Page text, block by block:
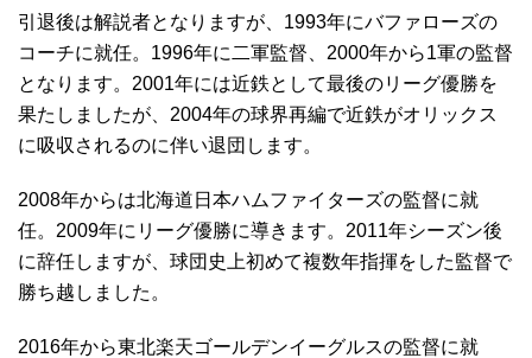
引退後は解説者となりますが、1993年にバファローズの
コーチに就任。1996年に二軍監督、2000年から1軍の監督
となります。2001年には近鉄として最後のリーグ優勝を
果たしましたが、2004年の球界再編で近鉄がオリックス
に吸収されるのに伴い退団します。
2008年からは北海道日本ハムファイターズの監督に就
任。2009年にリーグ優勝に導きます。2011年シーズン後
に辞任しますが、球団史上初めて複数年指揮をした監督で
勝ち越しました。
2016年から東北楽天ゴールデンイーグルスの監督に就